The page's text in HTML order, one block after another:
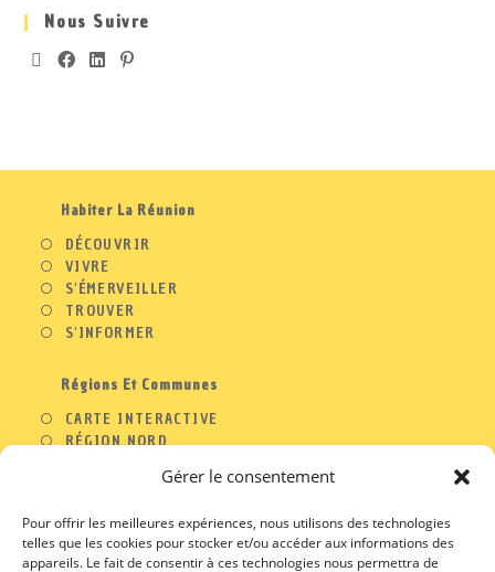
Gérer le consentement
Pour offrir les meilleures expériences, nous utilisons des technologies
telles que les cookies pour stocker et/ou accéder aux informations des
appareils. Le fait de consentir à ces technologies nous permettra de
Nous Suivre
Habiter La Réunion
DÉCOUVRIR
VIVRE
S'ÉMERVEILLER
TROUVER
S'INFORMER
Régions Et Communes
CARTE INTERACTIVE
RÉGION NORD